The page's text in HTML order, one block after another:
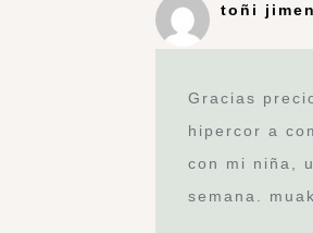
toñi
Gracias
hipercor a
con mi niña,
semana. muak